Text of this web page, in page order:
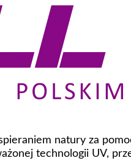
natury za
technologii UV,